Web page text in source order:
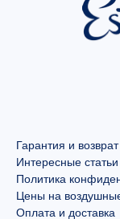
Гарантия и возврат
Интересные статьи
Политика
Цены на
Оплата и доставка